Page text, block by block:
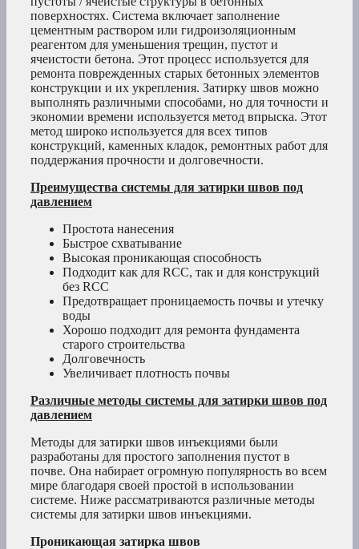
поверхностях. Система включает заполнение
цементным раствором или гидроизоляционным
реагентом для уменьшения трещин, пустот и
ячеистости бетона. Этот процесс используется для
ремонта поврежденных старых бетонных элементов
конструкции и их укрепления. Затирку швов можно
выполнять различными способами, но для точности и
экономии времени используется метод впрыска. Этот
метод широко используется для всех типов
конструкций, каменных кладок, ремонтных работ для
поддержания прочности и долговечности.
Преимущества системы для затирки швов под
давлением
Простота нанесения
Быстрое схватывание
Высокая проникающая способность
Подходит как для RCC, так и для конструкций
без RCC
Предотвращает проницаемость почвы и утечку
воды
Хорошо подходит для ремонта фундамента
старого строительства
Долговечность
Увеличивает плотность почвы
Различные методы системы для затирки швов под
давлением
Методы для затирки швов инъекциями были
разработаны для простого заполнения пустот в
почве. Она набирает огромную популярность во всем
мире благодаря своей простой в использовании
системе. Ниже рассматриваются различные методы
системы для затирки швов инъекциями.
Проникающая затирка швов